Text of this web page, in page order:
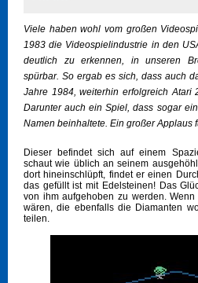
Viele haben wohl vom großen
1983 die Videospielindustrie in den
deutlich zu erkennen, in unseren
spürbar. So ergab es sich, dass auch
Jahre 1984, weiterhin erfolgreich Atari
Darunter auch ein Spiel, dass sogar
Namen beinhaltete. Ein großer Applaus
Dieser befindet sich auf einem
schaut wie üblich an seinem
dort hineinschlüpft, findet er einen
das gefüllt ist mit Edelsteinen! Das
von ihm aufgehoben zu werden.
wären, die ebenfalls die Diamanten
teilen.